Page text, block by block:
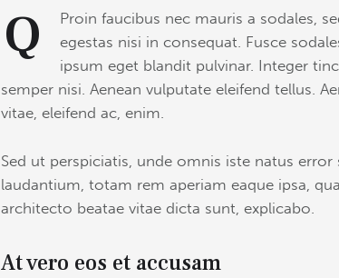
Q
Proin faucibus nec mauris a sodales,
egestas nisi in consequat. Fusce
ipsum eget blandit pulvinar. Integer
semper nisi. Aenean vulputate eleifend tellus.
vitae, eleifend ac, enim.
Sed ut perspiciatis, unde omnis iste natus
laudantium, totam rem aperiam eaque ipsa,
architecto beatae vitae dicta sunt, explicabo.
At vero eos et accusam